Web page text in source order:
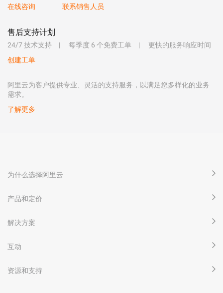
在线咨询
联系销售人员
售后支持计划
24/7 技术支持 每季度 6 个免费工单
更快的服务响应时间
创建工单
阿里云为客户提供专业、灵活的支持服务，以满足您多样化的业务
需求。
了解更多
为什么选择阿里云
产品和定价
解决方案
互动
资源和支持